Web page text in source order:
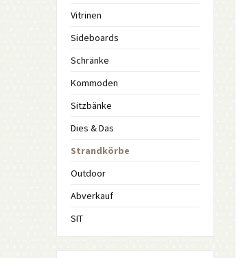
Vitrinen
Sideboards
Schränke
Kommoden
Sitzbänke
Dies & Das
Strandkörbe
Outdoor
Abverkauf
SIT